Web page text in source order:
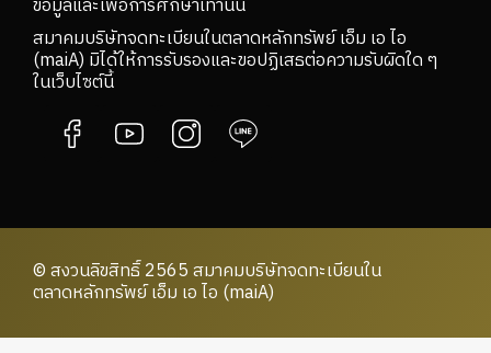
ข้อมูลและเพื่อการศึกษาเท่านั้น
สมาคมบริษัทจดทะเบียนในตลาดหลักทรัพย์ เอ็ม เอ ไอ
(maiA) มิได้ให้การรับรองและขอปฏิเสธต่อความรับผิดใด ๆ
ในเว็บไซต์นี้
© สงวนลิขสิทธิ์ 2565 สมาคมบริษัทจดทะเบียนใน
ตลาดหลักทรัพย์ เอ็ม เอ ไอ (maiA)